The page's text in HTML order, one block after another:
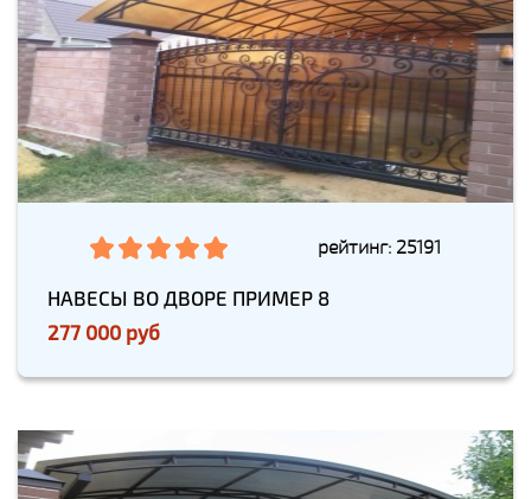
рейтинг: 25191
НАВЕСЫ ВО ДВОРЕ ПРИМЕР 8
277 000 руб